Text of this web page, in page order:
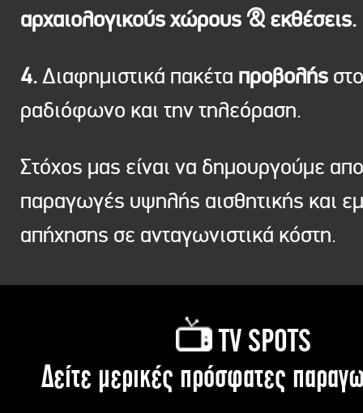
αρχαιολογικούς χώρους & εκθέσεις.
4.Διαφημιστικά πακέτα προβολής στο
ραδιόφωνο και την τηλεόραση.
Στόχος μας είναι να δημουργούμε
παραγωγές υψηλής αισθητικής και
απήχησης σε ανταγωνιστικά κόστη.
TV SPOTS
Δείτε μερικές πρόσφατες